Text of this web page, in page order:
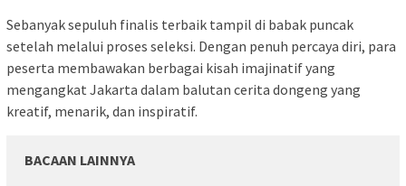
Sebanyak sepuluh finalis terbaik tampil di babak puncak
setelah melalui proses seleksi. Dengan penuh percaya diri, para
peserta membawakan berbagai kisah imajinatif yang
mengangkat Jakarta dalam balutan cerita dongeng yang
kreatif, menarik, dan inspiratif.
BACAAN LAINNYA